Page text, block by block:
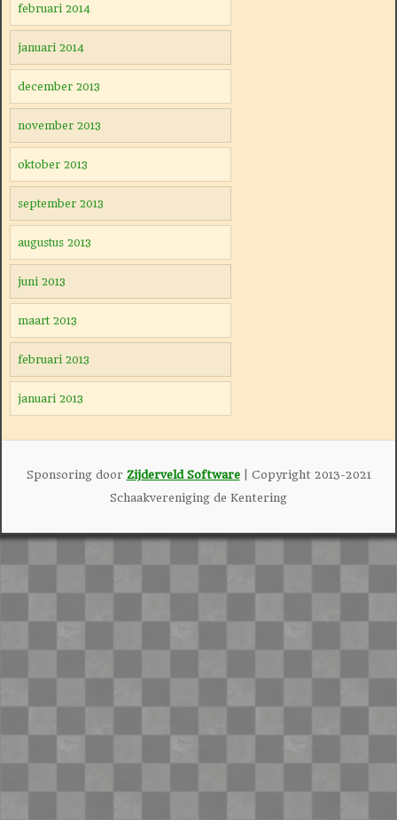
februari 2014
januari 2014
december 2013
november 2013
oktober 2013
september 2013
augustus 2013
juni 2013
maart 2013
februari 2013
januari 2013
Sponsoring door Zijderveld Software| Copyright 2013-2021
Schaakvereniging de Kentering